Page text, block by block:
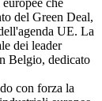
che
del Green Deal,
UE. La
dei leader
Belgio, dedicato
con forza la